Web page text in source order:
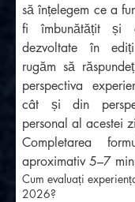
să înțelegem ce a
fi îmbunătățit și
dezvoltate în
rugăm să
perspectiva
cât și din
personal al acestei
Completarea
aproximativ 5–7
Cum evaluați
2026?